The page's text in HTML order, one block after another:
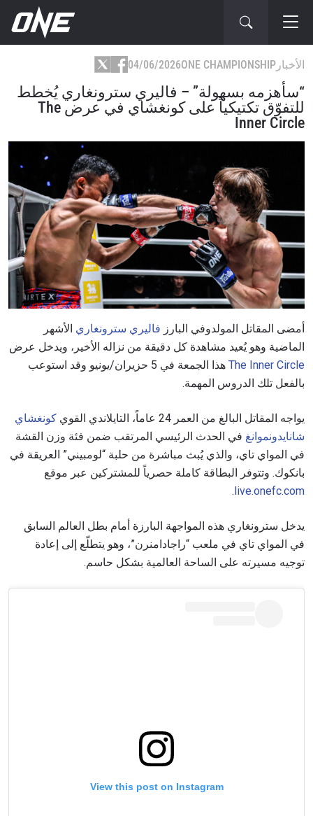
الأخبار ONE CHAMPIONSHIP
04/06/2026
“سأهزمه بسهولة” – فاليري سترونغاري يُخطط
للتفوّق تكتيكياً على كونغشاي في عرض The
Inner Circle
أمضى المقاتل المولدوفي البارز فاليري سترونغاري الأشهر
الماضية وهو يُعيد مشاهدة كل دقيقة من نزاله الأخير، ويدخل عرض
The Inner Circle
هذا الجمعة في 5 حزيران/يونيو وقد استوعب
بالفعل تلك الدروس المهمة.
يواجه المقاتل البالغ من العمر 24 عاماً، التايلاندي القوي
كونغشاي
شانايدونموانغ في الحدث الرئيسي المرتقب ضمن فئة وزن القشة
في المواي تاي، والذي يُبث مباشرة من حلبة “لومبيني” العريقة في
بانكوك. وتتوفر البطاقة كاملة حصرياً للمشتركين عبر موقع
live.onefc.com
.
يدخل سترونغاري هذه المواجهة البارزة أمام بطل العالم السابق
في المواي تاي في ملعب “راجادامنرن”، وهو يتطلّع إلى إعادة
توجيه مسيرته على الساحة العالمية بشكل حاسم.
View this post on Instagram